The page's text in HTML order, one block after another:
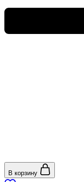
В корзину